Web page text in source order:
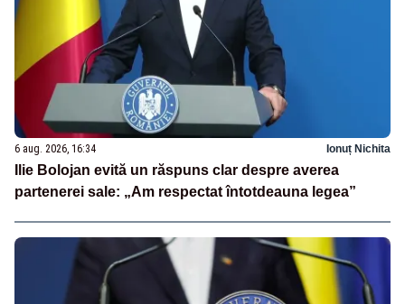
6 aug. 2026, 16:34 Ionuț Nichita
Ilie Bolojan evită un răspuns clar despre averea
partenerei sale: „Am respectat întotdeauna legea”